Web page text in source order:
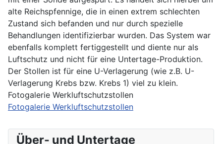
alte Reichspfennige, die in einen extrem schlechten
Zustand sich befanden und nur durch spezielle
Behandlungen identifizierbar wurden. Das System war
ebenfalls komplett fertiggestellt und diente nur als
Luftschutz und nicht für eine Untertage-Produktion.
Der Stollen ist für eine U-Verlagerung (wie z.B. U-
Verlagerung Krebs bzw. Krebs 1) viel zu klein.
Fotogalerie Werkluftschutzstollen
Fotogalerie Werkluftschutzstollen
Über- und Untertage